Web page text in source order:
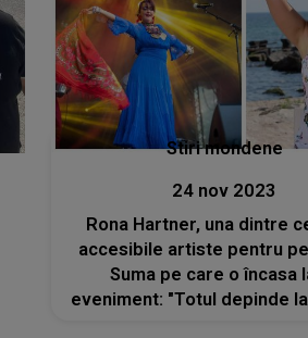
Stiri mondene
24 nov 2023
Rona Hartner, una dintre
accesibile artiste pentru
Suma pe care o încasa
eveniment: "Totul depinde la